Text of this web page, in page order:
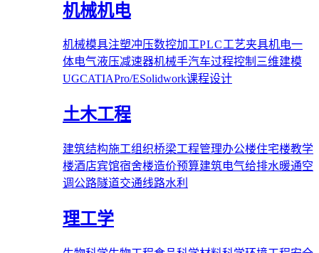
机械机电
机械模具注塑冲压数控加工PLC工艺夹具机电一
体电气液压减速器机械手汽车过程控制 三维建模
UGCATIAPro/ESolidwork课程设计
土木工程
建筑结构施工组织桥梁工程管理办公楼住宅楼教学
楼酒店宾馆宿舍楼造价预算建筑电气给排水暖通空
调 公路隧道交通线路水利
理工学